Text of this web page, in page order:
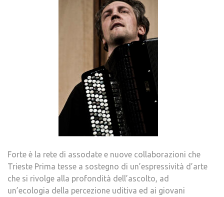
Forte è la rete di assodate e nuove collaborazioni che
Trieste Prima tesse a sostegno di un’espressività d’arte
che si rivolge alla profondità dell’ascolto, ad
un’ecologia della percezione uditiva ed ai giovani